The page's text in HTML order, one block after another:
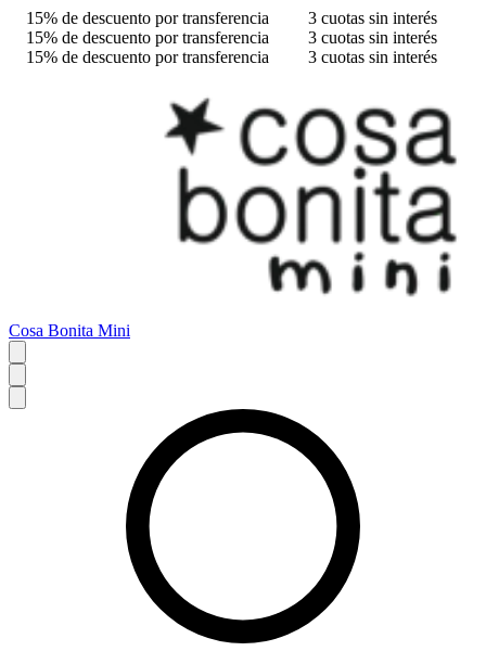
15% de descuento por transferencia
3 cuotas sin interés
15% de descuento por transferencia
3 cuotas sin interés
15% de descuento por transferencia
3 cuotas sin interés
Cosa Bonita Mini